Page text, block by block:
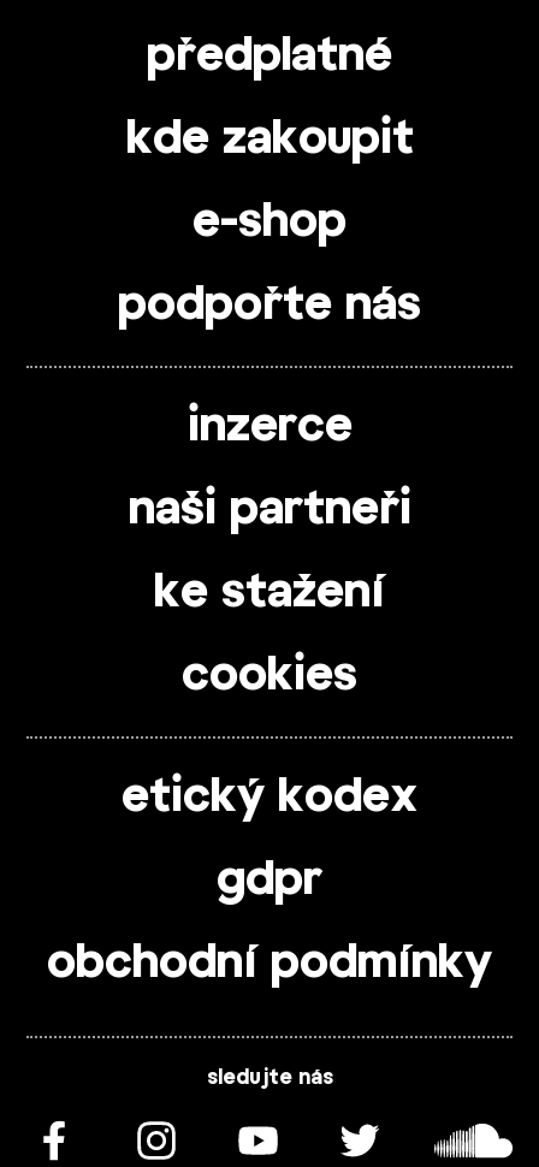
předplatné
kde zakoupit
e-shop
podpořte nás
inzerce
naši partneři
ke stažení
cookies
etický kodex
gdpr
obchodní podmínky
sledujte nás